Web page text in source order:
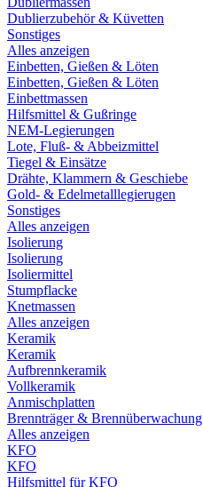
Dublierzubehör & Küvetten
Sonstiges
Alles anzeigen
Einbetten, Gießen & Löten
Einbetten, Gießen & Löten
Einbettmassen
Hilfsmittel & Gußringe
NEM-Legierungen
Lote, Fluß- & Abbeizmittel
Tiegel & Einsätze
Drähte, Klammern & Geschiebe
Gold- & Edelmetalllegierugen
Sonstiges
Alles anzeigen
Isolierung
Isolierung
Isoliermittel
Stumpflacke
Knetmassen
Alles anzeigen
Keramik
Keramik
Aufbrennkeramik
Vollkeramik
Anmischplatten
Brennträger & Brennüberwachung
Alles anzeigen
KFO
KFO
Hilfsmittel für KFO